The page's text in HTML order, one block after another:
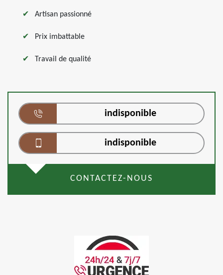
Artisan passionné
Prix imbattable
Travail de qualité
indisponible
indisponible
CONTACTEZ-NOUS